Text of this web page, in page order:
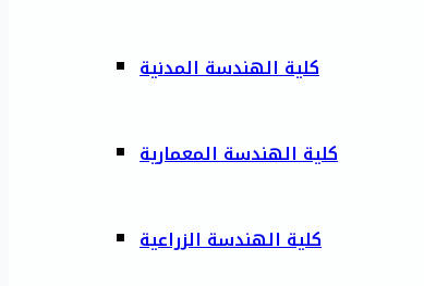
كلية الهندسة المدنية
كلية الهندسة المعمارية
كلية الهندسة الزراعية